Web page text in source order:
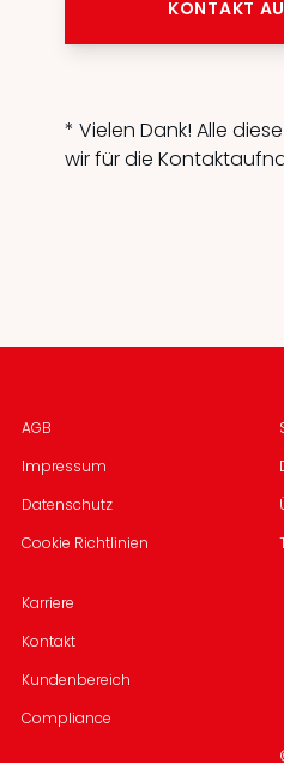
KONTAKT
* Vielen Dank! Alle
wir für die
AGB
Impressum
Datenschutz
Cookie Richtlinien
Karriere
Kontakt
Kundenbereich
Compliance